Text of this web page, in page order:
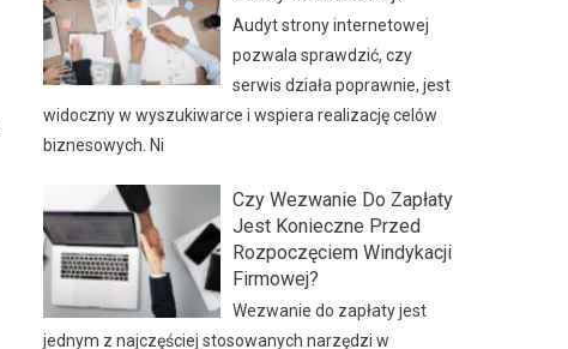
Audyt strony internetowej
pozwala sprawdzić, czy
serwis działa poprawnie, jest
widoczny w wyszukiwarce i wspiera realizację celów
biznesowych. Ni
Czy Wezwanie Do Zapłaty
Jest Konieczne Przed
Rozpoczęciem Windykacji
Firmowej?
Wezwanie do zapłaty jest
jednym z najczęściej stosowanych narzędzi w